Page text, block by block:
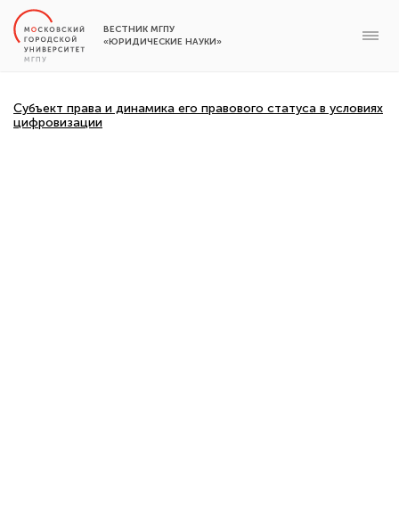
ВЕСТНИК МГПУ
«ЮРИДИЧЕСКИЕ НАУКИ»
Субъект права и динамика его правового статуса в условиях
цифровизации